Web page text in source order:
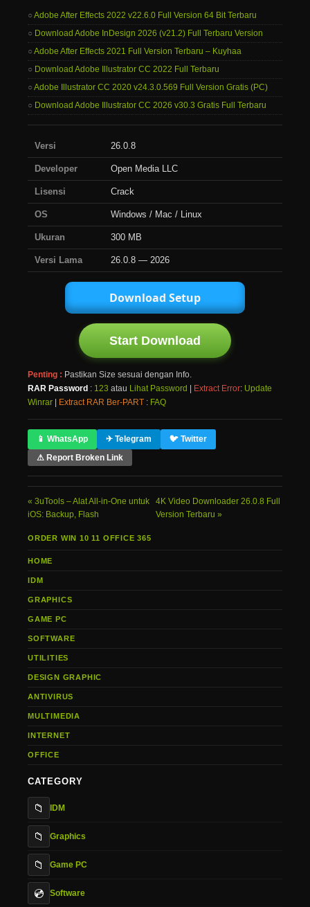
Adobe After Effects 2022 v22.6.0 Full Version 64 Bit Terbaru
Download Adobe InDesign 2026 (v21.2) Full Terbaru Version
Adobe After Effects 2021 Full Version Terbaru – Kuyhaa
Download Adobe Illustrator CC 2022 Full Terbaru
Adobe Illustrator CC 2020 v24.3.0.569 Full Version Gratis (PC)
Download Adobe Illustrator CC 2026 v30.3 Gratis Full Terbaru
Versi 26.0.8
Developer Open Media LLC
Lisensi Crack
OS Windows / Mac / Linux
Ukuran 300 MB
Versi Lama 26.0.8 — 2026
Download Setup
Start Download
Penting : Pastikan Size sesuai dengan Info.
RAR Password : 123 atau Lihat Password Extract Error: Update
Winrar
Extract RAR Ber-PART : FAQ
📱 WhatsApp ✈ Telegram
🐦 Twitter
⚠ Report Broken Link
3uTools – Alat All-in-One untuk
iOS: Backup, Flash
4K Video Downloader 26.0.8 Full
Version Terbaru
ORDER WIN 10 11 OFFICE 365
HOME
IDM
GRAPHICS
GAME PC
SOFTWARE
UTILITIES
DESIGN GRAPHIC
ANTIVIRUS
MULTIMEDIA
INTERNET
OFFICE
CATEGORY
📁 IDM
📁 Graphics
📁 Game PC
💿 Software